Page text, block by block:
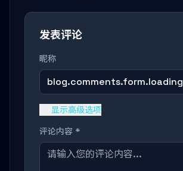
发表评论
昵称
blog.comments.form.loading
显示高级选项
评论内容 *